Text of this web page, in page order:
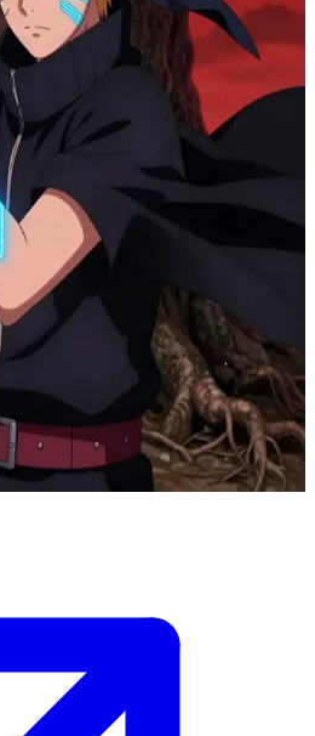
TbV
отступник
до самых корней Древа-
с массивным, искаженным
Узумаки TbV стоит на страже,
уходить, пока не
своего учителя.